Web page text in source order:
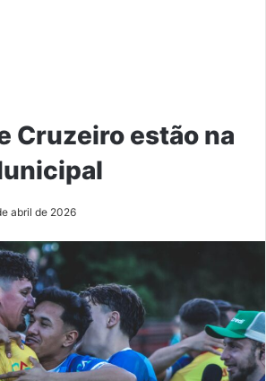
Cruzeiro estão na
abril de 2026